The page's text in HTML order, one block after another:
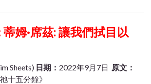
姆·席茲: 讓我們拭目以
Sheets) 日期： 2022年9月7日 原文：
十五分鐘》